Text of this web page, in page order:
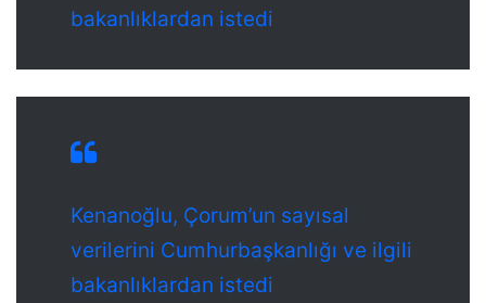
bakanlıklardan istedi
Kenanoğlu, Çorum’un sayısal
verilerini Cumhurbaşkanlığı ve ilgili
bakanlıklardan istedi